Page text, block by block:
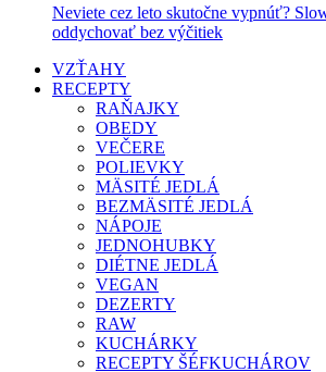
Neviete cez leto skutočne vypnúť?
oddychovať bez výčitiek
VZŤAHY
RECEPTY
RAŇAJKY
OBEDY
VEČERE
POLIEVKY
MÄSITÉ JEDLÁ
BEZMÄSITÉ JEDLÁ
NÁPOJE
JEDNOHUBKY
DIÉTNE JEDLÁ
VEGAN
DEZERTY
RAW
KUCHÁRKY
RECEPTY ŠÉFKUCHÁROV